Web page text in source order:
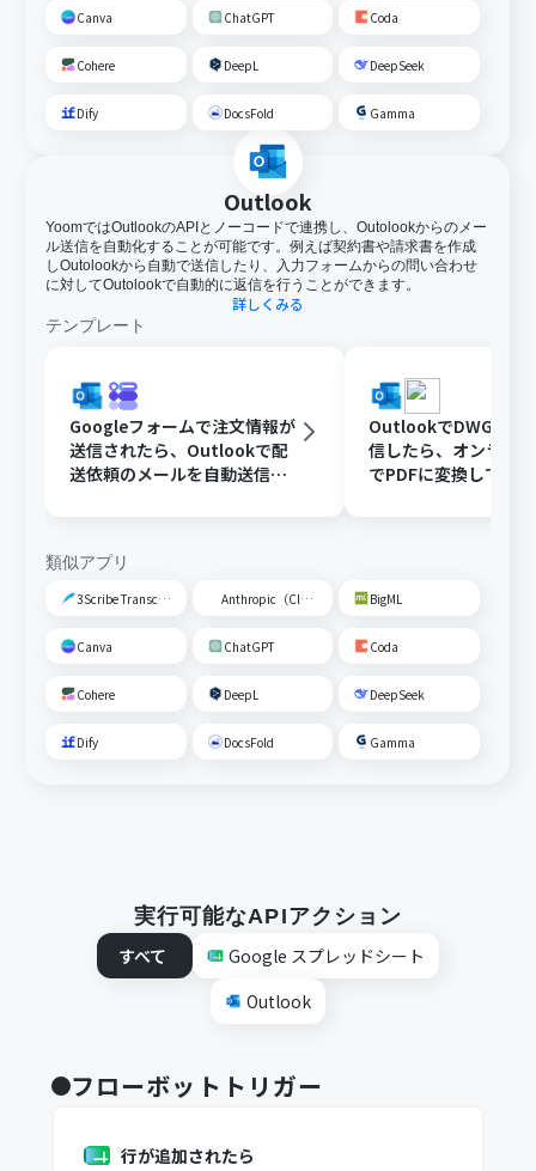
Canva ChatGPT Coda
Cohere DeepL DeepSeek
Dify DocsFold Gamma
Outlook
YoomではOutlookのAPIとノーコードで連携し、Outolookからのメー
ル送信を自動化することが可能です。例えば契約書や請求書を作成
しOutolookから自動で送信したり、入力フォームからの問い合わせ
に対してOutolookで自動的に返信を行うことができます。
詳しくみる
テンプレート
Googleフォームで注文情報が
送信されたら、Outlookで配
送依頼のメールを自動送信す
OutlookでDWGファ
信したら、オンライ
でPDFに変換して
類似アプリ
3Scribe Transcription Anthropic（Claude） BigML
Canva ChatGPT Coda
Cohere DeepL DeepSeek
Dify DocsFold Gamma
実行可能なAPIアクション
すべて
Google スプレッドシート
Outlook
フローボットトリガー
行が追加されたら